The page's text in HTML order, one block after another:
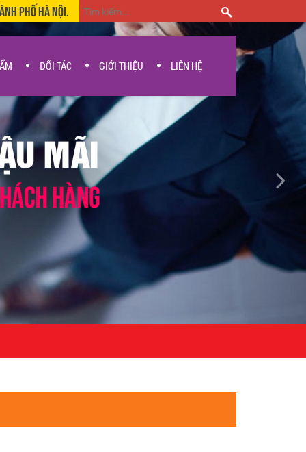
Phố Hà Nội.
ĐỐI TÁC GIỚI THIỆU LIÊN HỆ